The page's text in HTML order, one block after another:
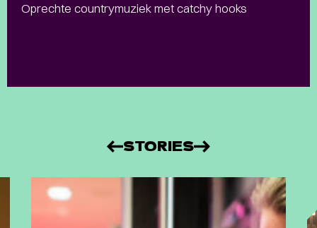
Oprechte countrymuziek met catchy hooks
STORIES